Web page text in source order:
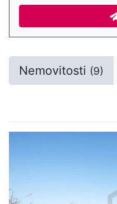
Nemovitosti (9)